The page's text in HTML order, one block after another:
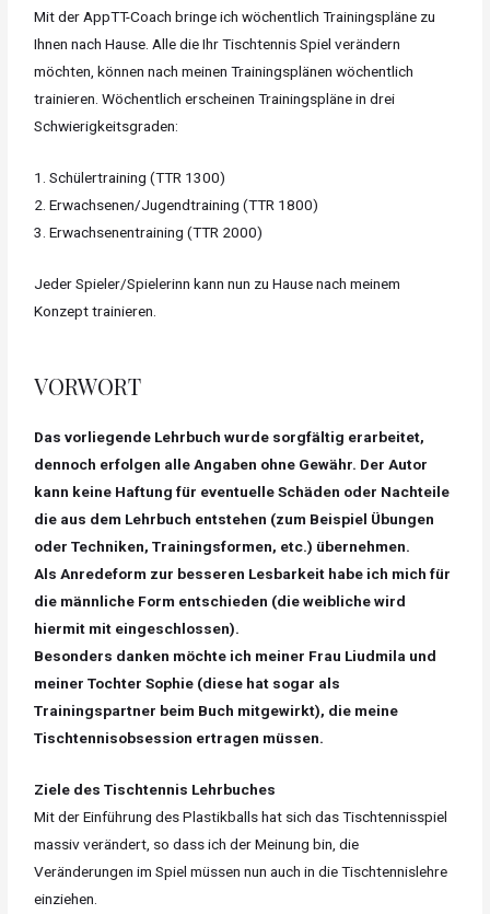
Mit der AppTT-Coach bringe ich wöchentlich Trainingspläne zu
Ihnen nach Hause. Alle die Ihr Tischtennis Spiel verändern
möchten, können nach meinen Trainingsplänen wöchentlich
trainieren. Wöchentlich erscheinen Trainingspläne in drei
Schwierigkeitsgraden:
1. Schülertraining (TTR 1300)
2. Erwachsenen/Jugendtraining (TTR 1800)
3. Erwachsenentraining (TTR 2000)
Jeder Spieler/Spielerinn kann nun zu Hause nach meinem
Konzept trainieren.
VORWORT
Das vorliegende Lehrbuch wurde sorgfältig erarbeitet,
dennoch erfolgen alle Angaben ohne Gewähr. Der Autor
kann keine Haftung für eventuelle Schäden oder Nachteile
die aus dem Lehrbuch entstehen (zum Beispiel Übungen
oder Techniken, Trainingsformen, etc.) übernehmen.
Als Anredeform zur besseren Lesbarkeit habe ich mich für
die männliche Form entschieden (die weibliche wird
hiermit mit eingeschlossen).
Besonders danken möchte ich meiner Frau Liudmila und
meiner Tochter Sophie (diese hat sogar als
Trainingspartner beim Buch mitgewirkt), die meine
Tischtennisobsession ertragen müssen.
Ziele des Tischtennis Lehrbuches
Mit der Einführung des Plastikballs hat sich das Tischtennisspiel
massiv verändert, so dass ich der Meinung bin, die
Veränderungen im Spiel müssen nun auch in die Tischtennislehre
einziehen.